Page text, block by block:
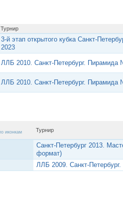
Турнир
3-й этап открытого кубка Санкт-
2023
ЛЛБ 2010. Санкт-Петербург. Пирамида
ЛЛБ 2010. Санкт-Петербург. Пирамида
Турнир
Санкт-Петербург 2013.
формат)
ЛЛБ 2009. Санкт-